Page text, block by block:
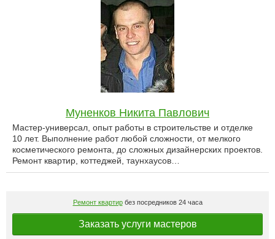
Муненков Никита Павлович
Мастер-универсал, опыт работы в строительстве и отделке
10 лет. Выполнение работ любой сложности, от мелкого
косметического ремонта, до сложных дизайнерских проектов.
Ремонт квартир, коттеджей, таунхаусов…
Ремонт квартирбез посредников 24 часа
Заказать услуги мастеров